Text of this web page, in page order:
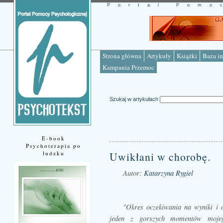
Strona główna Artykuły Książki
Baza
Kampania Przemoc
Portal
E-book
Psychoterapia po
ludzku
Szukaj w artykułach
Uwikłani w chorobę.
Autor: Katarzyna Rygiel
"Okres oczekiwania na wyniki i
jeden z gorszych momentów